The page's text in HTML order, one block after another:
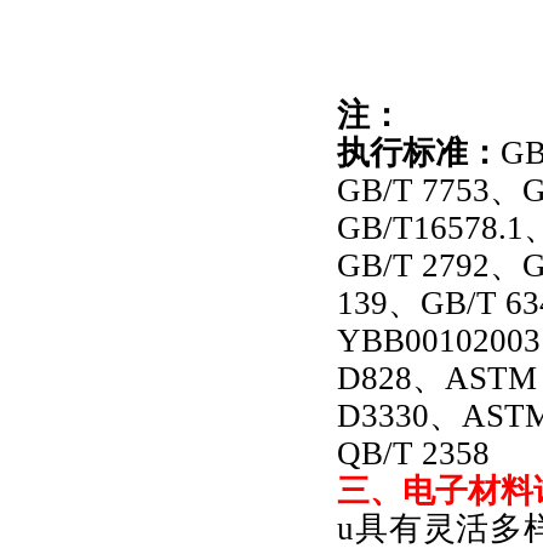
注：
执行标准：
GB/T 7753、
GB/T16578.1
GB/T 2792、
139、GB/T
D828、
D3330、
QB/T 2358
三、 电子材
u具有灵活多